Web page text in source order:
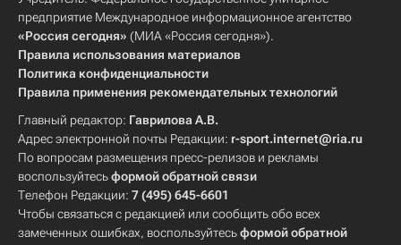
предприятие Международное информационное агентство
«Россия сегодня» (МИА «Россия сегодня»).
Правила использования материалов
Политика конфиденциальности
Правила применения рекомендательных технологий
Главный редактор: Гаврилова А.В.
Адрес электронной почты Редакции: r-sport.internet@ria.ru
По вопросам размещения пресс-релизов и рекламы
воспользуйтесьформой обратной связи
Телефон Редакции: 7 (495) 645-6601
Чтобы связаться с редакцией или сообщить обо всех
замеченных ошибках, воспользуйтесьформой обратной